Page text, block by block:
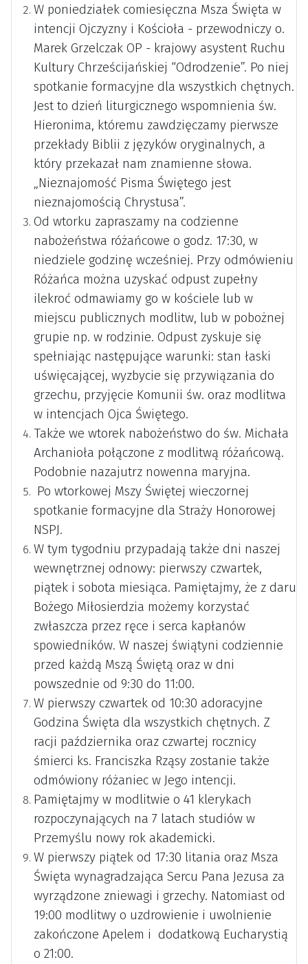
W poniedziałek comiesięczna Msza Święta w
intencji Ojczyzny i Kościoła - przewodniczy o.
Marek Grzelczak OP - krajowy asystent Ruchu
Kultury Chrześcijańskiej “Odrodzenie”. Po niej
spotkanie formacyjne dla wszystkich chętnych.
Jest to dzień liturgicznego wspomnienia św.
Hieronima, któremu zawdzięczamy pierwsze
przekłady Biblii z języków oryginalnych, a
który przekazał nam znamienne słowa.
„Nieznajomość Pisma Świętego jest
nieznajomością Chrystusa”.
Od wtorku zapraszamy na codzienne
nabożeństwa różańcowe o godz. 17:30, w
niedziele godzinę wcześniej. Przy odmówieniu
Różańca można uzyskać odpust zupełny
ilekroć odmawiamy go w kościele lub w
miejscu publicznych modlitw, lub w pobożnej
grupie np. w rodzinie. Odpust zyskuje się
spełniając następujące warunki: stan łaski
uświęcającej, wyzbycie się przywiązania do
grzechu, przyjęcie Komunii św. oraz modlitwa
w intencjach Ojca Świętego.
Także we wtorek nabożeństwo do św. Michała
Archanioła połączone z modlitwą różańcową.
Podobnie nazajutrz nowenna maryjna.
Po wtorkowej Mszy Świętej wieczornej
spotkanie formacyjne dla Straży Honorowej
NSPJ.
W tym tygodniu przypadają także dni naszej
wewnętrznej odnowy: pierwszy czwartek,
piątek i sobota miesiąca. Pamiętajmy, że z daru
Bożego Miłosierdzia możemy korzystać
zwłaszcza przez ręce i serca kapłanów
spowiedników. W naszej świątyni codziennie
przed każdą Mszą Świętą oraz w dni
powszednie od 9:30 do 11:00.
W pierwszy czwartek od 10:30 adoracyjne
Godzina Święta dla wszystkich chętnych. Z
racji października oraz czwartej rocznicy
śmierci ks. Franciszka Rząsy zostanie także
odmówiony różaniec w Jego intencji.
Pamiętajmy w modlitwie o 41 klerykach
rozpoczynających na 7 latach studiów w
Przemyślu nowy rok akademicki.
W pierwszy piątek od 17:30 litania oraz Msza
Święta wynagradzająca Sercu Pana Jezusa za
wyrządzone zniewagi i grzechy. Natomiast od
19:00 modlitwy o uzdrowienie i uwolnienie
zakończone Apelem i dodatkową Eucharystią
o 21:00.